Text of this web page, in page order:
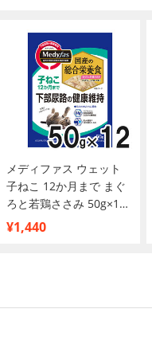
メディファス ウェット
子ねこ 12か月まで まぐ
ろと若鶏ささみ 50g×12
袋【まとめ買い】
¥1,440